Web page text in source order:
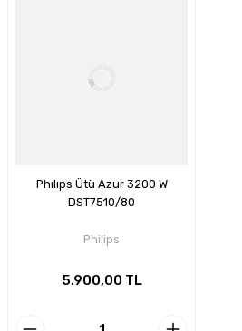
Phılıps Ütü Azur 3200 W
DST7510/80
Philips
5.900,00 TL